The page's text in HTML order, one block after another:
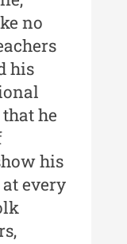
și
- An
și
- An
și
- An
no
his
he
his
every